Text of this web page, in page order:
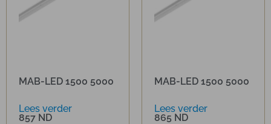
MAB-LED 1500 5000
857 ND
Lees verder
MAB-LED 1500 5000
865 ND
Lees verder